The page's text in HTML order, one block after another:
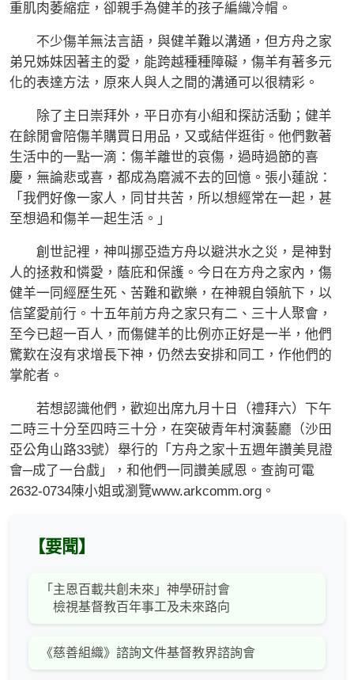
重肌肉萎縮症，卻親手為健羊的孩子編織冷帽。
不少傷羊無法言語，與健羊難以溝通，但方舟之家
弟兄姊妹因著主的愛，能跨越種種障礙，傷羊有著多元
化的表達方法，原來人與人之間的溝通可以很精彩。
除了主日崇拜外，平日亦有小組和探訪活動；健羊
在餘閒會陪傷羊購買日用品，又或結伴逛街。他們數著
生活中的一點一滴：傷羊離世的哀傷，過時過節的喜
慶，無論悲或喜，都成為磨滅不去的回憶。張小蓮說：
「我們好像一家人，同甘共苦，所以想經常在一起，甚
至想過和傷羊一起生活。」
創世記裡，神叫挪亞造方舟以避洪水之災，是神對
人的拯救和憐愛，蔭庇和保護。今日在方舟之家內，傷
健羊一同經歷生死、苦難和歡樂，在神親自領航下，以
信望愛前行。十五年前方舟之家只有二、三十人聚會，
至今已超一百人，而傷健羊的比例亦正好是一半，他們
驚歎在沒有求增長下神，仍然去安排和同工，作他們的
掌舵者。
若想認識他們，歡迎出席九月十日（禮拜六）下午
二時三十分至四時三十分，在突破青年村演藝廳（沙田
亞公角山路33號）舉行的「方舟之家十五週年讚美見證
會─成了一台戲」，和他們一同讚美感恩。查詢可電
2632-0734陳小姐或瀏覽www.arkcomm.org。
【要聞】
「主恩百載共創未來」神學研討會
檢視基督教百年事工及未來路向
《慈善組織》諮詢文件基督教界諮詢會